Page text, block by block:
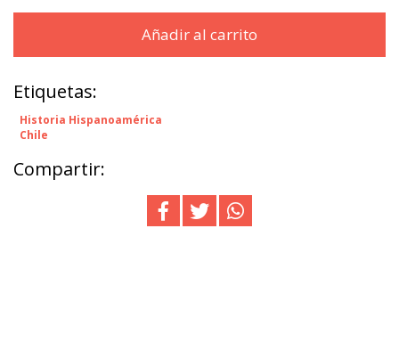
Añadir al carrito
Etiquetas:
Historia Hispanoamérica
Chile
Compartir: